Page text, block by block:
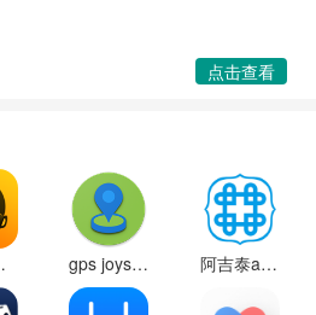
点击查看
2025 gps joystick安卓版 阿吉泰app安卓最新版下载